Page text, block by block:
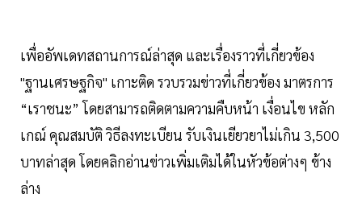
เพื่ออัพเดทสถานการณ์ล่าสุด และเรื่องราวที่เกี่ยวข้อง
"ฐานเศรษฐกิจ" เกาะติด รวบรวมข่าวที่เกี่ยวข้อง มาตรการ
“เราชนะ” โดยสามารถติดตามความคืบหน้า เงื่อนไข หลัก
เกณ์ คุณสมบัติ วิธีลงทะเบียน รับเงินเยียวยาไม่เกิน 3,500
บาทล่าสุด โดยคลิกอ่านข่าวเพิ่มเติมได้ในหัวข้อต่างๆ ข้าง
ล่าง